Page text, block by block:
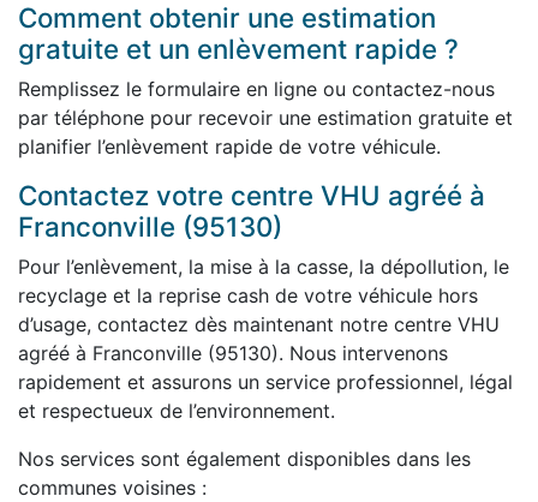
Comment obtenir une estimation
gratuite et un enlèvement rapide ?
Remplissez le formulaire en ligne ou contactez-nous
par téléphone pour recevoir une estimation gratuite et
planifier l’enlèvement rapide de votre véhicule.
Contactez votre centre VHU agréé à
Franconville (95130)
Pour l’enlèvement, la mise à la casse, la dépollution, le
recyclage et la reprise cash de votre véhicule hors
d’usage, contactez dès maintenant notre centre VHU
agréé à Franconville (95130). Nous intervenons
rapidement et assurons un service professionnel, légal
et respectueux de l’environnement.
Nos services sont également disponibles dans les
communes voisines :